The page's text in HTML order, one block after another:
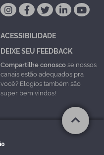
ACESSIBILIDADE
DEIXE SEU FEEDBACK
Compartilhe conoscose nossos
canais estão adequados pra
você? Elogios também são
super bem vindos!